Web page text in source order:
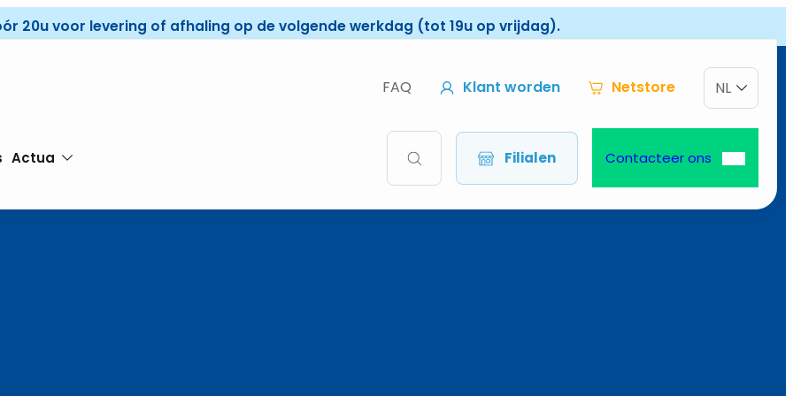
20u voor levering of afhaling op de volgende werkdag (tot 19u op vrijdag).
FAQ Klant worden Netstore NL
Actua Filialen Contacteer ons